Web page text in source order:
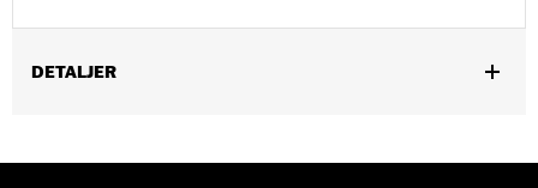
DETALJER
WARRANTY:Wolverine Worldwide Manufacturer Warranty – Go